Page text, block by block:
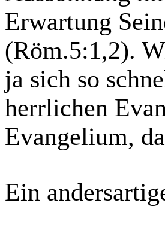
Erwartung
(Röm.5:1,2).
ja sich so
herrlichen
Evangelium,
Ein